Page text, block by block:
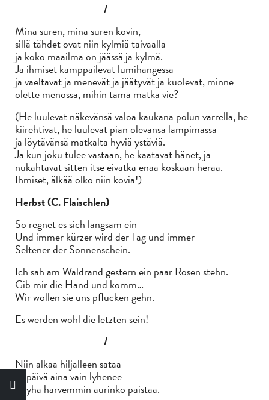
/
Minä suren, minä suren kovin,
sillä tähdet ovat niin kylmiä taivaalla
ja koko maailma on jäässä ja kylmä.
Ja ihmiset kamppailevat lumihangessa
ja vaeltavat ja menevät ja jäätyvät ja kuolevat, minne
olette menossa, mihin tämä matka vie?
(He luulevat näkevänsä valoa kaukana polun varrella, he
kiirehtivät, he luulevat pian olevansa lämpimässä
ja löytävänsä matkalta hyviä ystäviä.
Ja kun joku tulee vastaan, he kaatavat hänet, ja
nukahtavat sitten itse eivätkä enää koskaan herää.
Ihmiset, älkää olko niin kovia!)
Herbst (C. Flaischlen)
So regnet es sich langsam ein
Und immer kürzer wird der Tag und immer
Seltener der Sonnenschein.
Ich sah am Waldrand gestern ein paar Rosen stehn.
Gib mir die Hand und komm…
Wir wollen sie uns pflücken gehn.
Es werden wohl die letzten sein!
/
Niin alkaa hiljalleen sataa
Ja päivä aina vain lyhenee
Ja yhä harvemmin aurinko paistaa.